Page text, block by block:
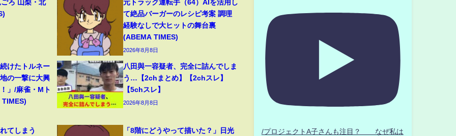
ろ 山梨・北
元トラック運転手（64）AIを活用し
て絶品バーガーのレシピ考案 調理
経験なしで大ヒットの舞台裏
(ABEMA TIMES)
2026年8月8日
けたトルネー
の一撃に大興
」/麻雀・Mト
TIMES)
八田與一容疑者、完全に詰んでしま
う…【2chまとめ】【2chスレ】
【5chスレ】
2026年8月8日
てしまう
「8階にどうやって描いた？」日光
/プロジェクトA子さんも注目？ なぜ私は